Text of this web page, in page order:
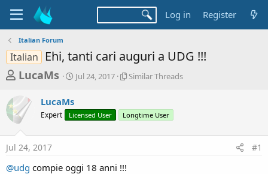
Log in Register
Italian Forum
Italian Ehi, tanti cari auguri a UDG !!!
T
r
e
a
d
s
LucaMs
S
t
t
a
Jul 24, 2017
S
l
r
Similar Threads
LucaMs
Expert Licensed User Longtime User
Jul 24, 2017 #1
@udg compie oggi 18 anni !!!